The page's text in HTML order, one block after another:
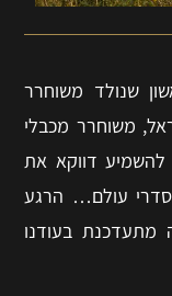
שנולד משוחרר
משוחרר מכבלי
דווקא את
סדרי עולם… הרגע
מתעדכנת בעודנו